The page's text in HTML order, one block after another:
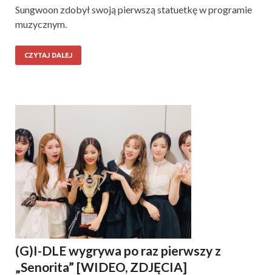
Sungwoon zdobył swoją pierwszą statuetkę w programie
muzycznym.
CZYTAJ DALEJ
(G)I-DLE wygrywa po raz pierwszy z
„Senorita” [WIDEO, ZDJĘCIA]